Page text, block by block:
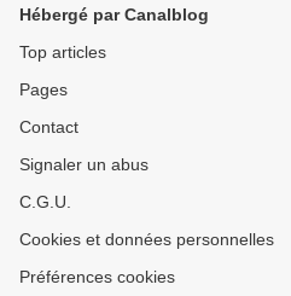
Hébergé par Canalblog
Top articles
Pages
Contact
Signaler un abus
C.G.U.
Cookies et données personnelles
Préférences cookies